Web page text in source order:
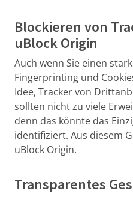
Blockieren von
uBlock Origin
Auch wenn Sie einen
Fingerprinting und
Idee, Tracker von
sollten nicht zu viele
denn das könnte das
identifiziert. Aus diesem
uBlock Origin.
Transparentes